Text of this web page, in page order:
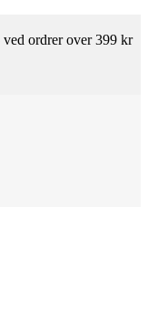
ved ordrer over 399 kr